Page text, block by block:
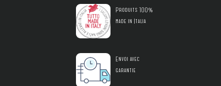
Produits 100%
made in Italia
Envoi avec
garantie